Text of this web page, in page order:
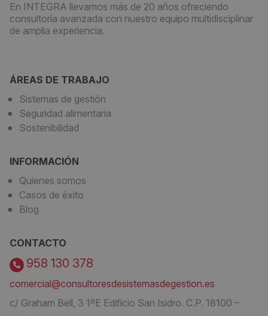
En INTEGRA llevamos más de 20 años ofreciendo
consultoría avanzada con nuestro equipo multidisciplinar
de amplia experiencia.
ÁREAS DE TRABAJO
Sistemas de gestión
Seguridad alimentaria
Sostenibilidad
INFORMACIÓN
Quienes somos
Casos de éxito
Blog
CONTACTO
958 130 378
comercial@consultoresdesistemasdegestion.es
c/ Graham Bell, 3 1ºE Edificio San Isidro. C.P. 18100 –